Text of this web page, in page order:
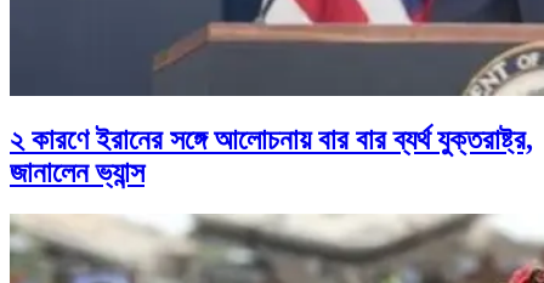
২ কারণে ইরানের সঙ্গে আলোচনায় বার বার ব্যর্থ যুক্তরাষ্ট্র,
জানালেন ভ্যান্স